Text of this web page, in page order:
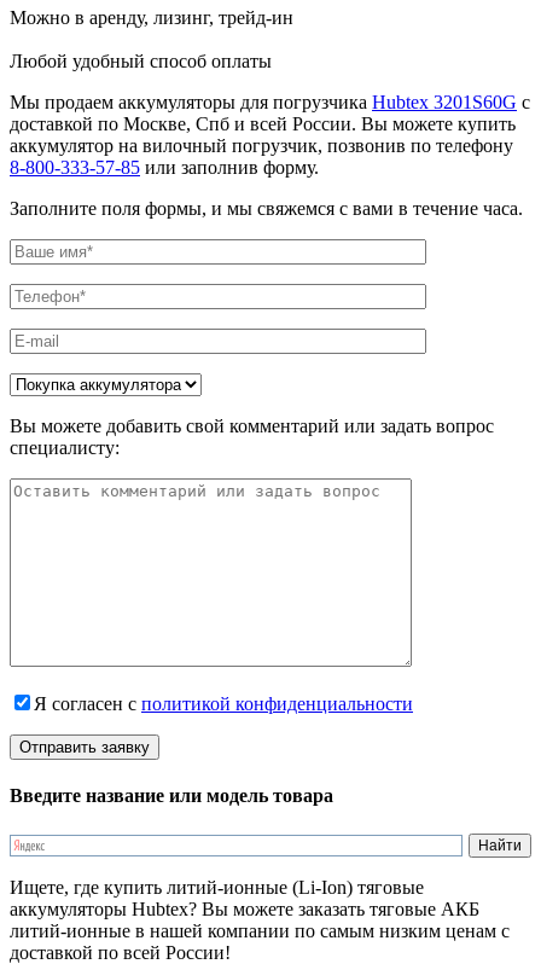
Можно в аренду, лизинг, трейд-ин
Любой удобный способ оплаты
Мы продаем аккумуляторы для погрузчика Hubtex 3201S60G с
доставкой по Москве, Спб и всей России. Вы можете купить
аккумулятор на вилочный погрузчик, позвонив по телефону
8-800-333-57-85 или заполнив форму.
Заполните поля формы, и мы свяжемся с вами в течение часа.
Вы можете добавить свой комментарий или задать вопрос
специалисту:
Я согласен с политикой конфиденциальности
Введите название или модель товара
Ищете, где купить литий-ионные (Li-Ion) тяговые
аккумуляторы Hubtex? Вы можете заказать тяговые АКБ
литий-ионные в нашей компании по самым низким ценам с
доставкой по всей России!